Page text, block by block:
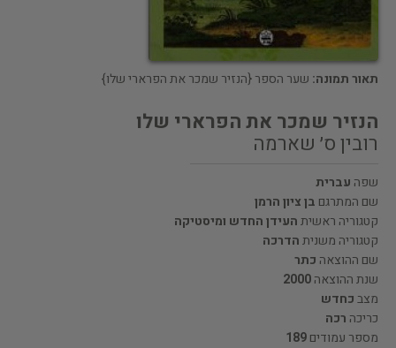
תאור תמונה: שער הספר {הנזיר שמכר את הפרארי שלו}
הנזיר שמכר את הפרארי שלו
רובין ס׳ שארמה
שפה עברית
שם המתרגם בן ציון הרמן
קטגוריה ראשיתהעידן החדש ומיסטיקה
קטגוריה משניתהדרכה
שם ההוצאה כתר
שנת ההוצאה2000
מצבכחדש
כריכה רכה
מספר עמודים189